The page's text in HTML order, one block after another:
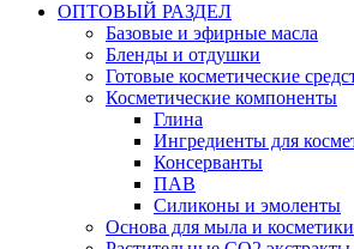
ОПТОВЫЙ РАЗДЕЛ
Базовые и эфирные масла
Бленды и отдушки
Готовые косметические
Косметические компоненты
Глина
Ингредиенты для
Консерванты
ПАВ
Силиконы и эмоленты
Основа для мыла и косметики